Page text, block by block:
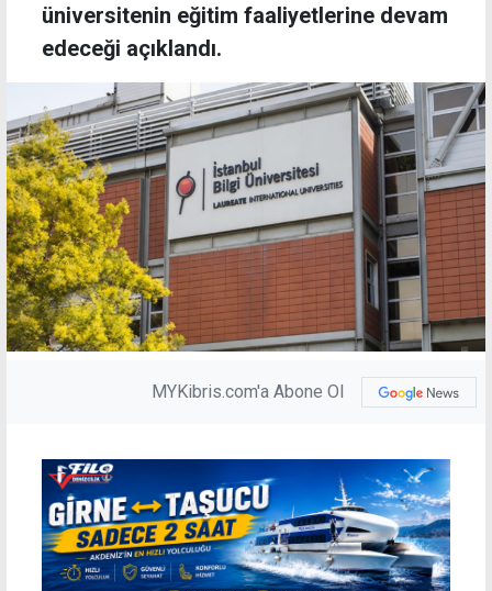
üniversitenin eğitim faaliyetlerine devam
edeceği açıklandı.
MYKibris.com'a Abone Ol